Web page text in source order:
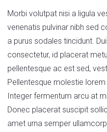
Morbi volutpat nisi a ligula
venenatis pulvinar nibh sed
a purus sodales tincidunt.
consectetur, id placerat
pellentesque ac est sed,
Pellentesque molestie
Integer fermentum arcu at
Donec placerat suscipit
amet urna semper